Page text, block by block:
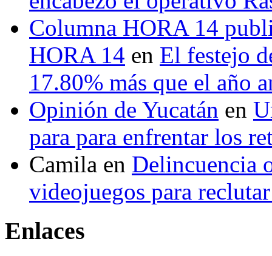
Columna HORA 14
HORA 14 en El festejo
17.80% más que el año
Opinión de Yucatán en
para para enfrentar los
Camila en Delincuencia
videojuegos para
Enlaces